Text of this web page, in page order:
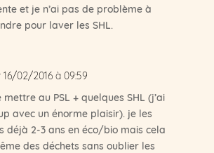
et je n’ai pas de problème à
pour laver les SHL.
16/02/2016 à 09:59
au PSL + quelques SHL (j’ai
avec un énorme plaisir). je les
déjà 2-3 ans en éco/bio mais cela
des déchets sans oublier les